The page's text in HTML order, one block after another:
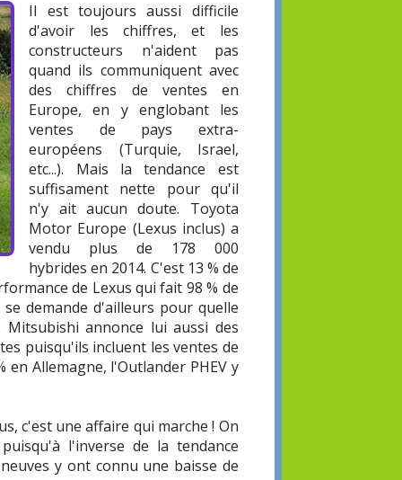
Il est toujours aussi difficile
d'avoir les chiffres, et les
constructeurs n'aident pas
quand ils communiquent avec
des chiffres de ventes en
Europe, en y englobant les
ventes de pays extra-
européens (Turquie, Israel,
etc...). Mais la tendance est
suffisament nette pour qu'il
n'y ait aucun doute. Toyota
Motor Europe (Lexus inclus) a
vendu plus de 178 000
hybrides en 2014. C'est 13 % de
de Lexus qui fait 98 % de
demande d'ailleurs pour quelle
annonce lui aussi des
puisqu'ils incluent les ventes de
Allemagne, l'Outlander PHEV y
c'est une affaire qui marche ! On
l'inverse de la tendance
y ont connu une baisse de